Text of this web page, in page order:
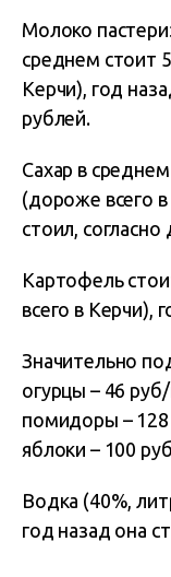
Молоко
среднем стоит
Керчи), год
рублей.
Сахар в
(дороже всего
стоил,
Картофель
всего в Керчи),
Значительно
огурцы – 46
помидоры – 128
яблоки – 100
Водка (40%,
год назад она